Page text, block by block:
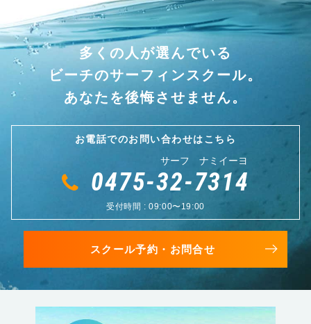
多くの人が選んでいる
ビーチのサーフィンスクール。
あなたを後悔させません。
お電話でのお問い合わせはこちら
サーフ ナミイーヨ
0475-32-7314
受付時間 : 09:00〜19:00
スクール予約・お問合せ